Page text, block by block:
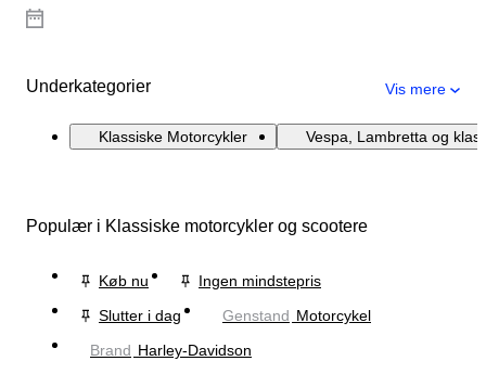
Underkategorier Vis mere
Klassiske Motorcykler Vespa, Lambretta og
Populær i Klassiske motorcykler og scootere
Køb nu
Ingen mindstepris
Slutter i dag
Genstand Motorcykel
Brand Harley-Davidson